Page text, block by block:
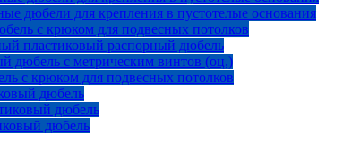
дюбели для крепления в пустотелые основания
с крюком для подвесных потолков
пластиковый распорный дюбель
дюбель с метрическим винтов (оц.)
с крюком для подвесных потолков
дюбель
дюбель
дюбель